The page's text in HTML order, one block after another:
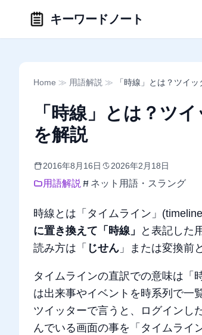
キーワードノート
Home ≫ 用語解説 ≫ 「時線」とは？ツイ
「時線」とは？ツ
を解説
2016年8月16日 2026年2月18日
用語解説 ネット用語・スラング
時線とは「タイムライン」
に置き換えて「時線」
と表記した
読み方は「 じせん 」または変換前
タイムラインの直訳での意味は「
は出来事やイベントを時系列で一
ツイッターで言うと、ログインし
んでいる画面の事を「タイムライ